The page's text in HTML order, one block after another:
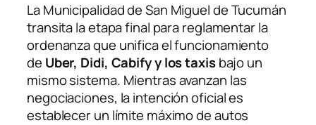
La Municipalidad de San Miguel de Tucumán
transita la etapa final para reglamentar la
ordenanza que unifica el funcionamiento
de Uber, Didi, Cabify y los taxisbajo un
mismo sistema. Mientras avanzan las
negociaciones, la intención oficial es
establecer un límite máximo de autos